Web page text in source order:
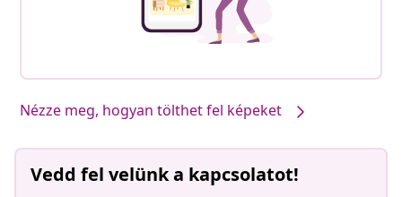
Nézze meg, hogyan tölthet fel képeket
Vedd fel velünk a kapcsolatot!